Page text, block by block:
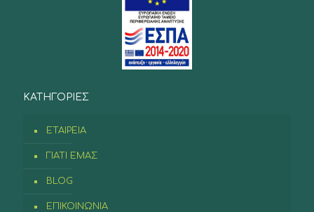
ΚΑΤΗΓΟΡΙΕΣ
ΕΤΑΙΡΕΙΑ
ΓΙΑΤΙ ΕΜΑΣ
BLOG
ΕΠΙΚΟΙΝΩΝΙΑ